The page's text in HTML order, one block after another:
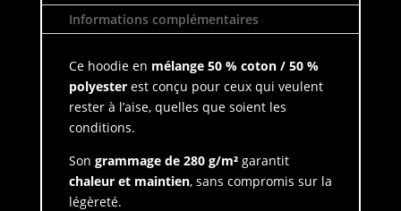
Informations complémentaires
Ce hoodie en mélange 50 % coton / 50 %
polyesterest conçu pour ceux qui veulent
rester à l’aise, quelles que soient les
conditions.
Son grammage de 280 g/m²garantit
chaleur et maintien, sans compromis sur la
légèreté.